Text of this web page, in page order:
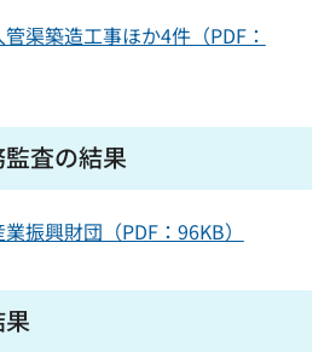
渠築造工事ほか4件（PDF：
査の結果
振興財団（PDF：96KB）